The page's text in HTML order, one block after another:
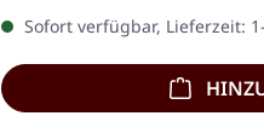
Sofort verfügbar, Lieferzeit: